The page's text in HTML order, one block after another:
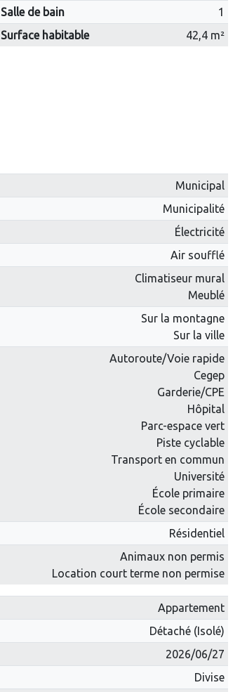
Salle de bain
1
Surface habitable
42,4 m²
Municipal
Municipalité
Électricité
Air soufflé
Climatiseur mural
Meublé
Sur la montagne
Sur la ville
Autoroute/Voie rapide
Cegep
Garderie/CPE
Hôpital
Parc-espace vert
Piste cyclable
Transport en commun
Université
École primaire
École secondaire
Résidentiel
Animaux non permis
Location court terme non permise
Appartement
Détaché (Isolé)
2026/06/27
Divise